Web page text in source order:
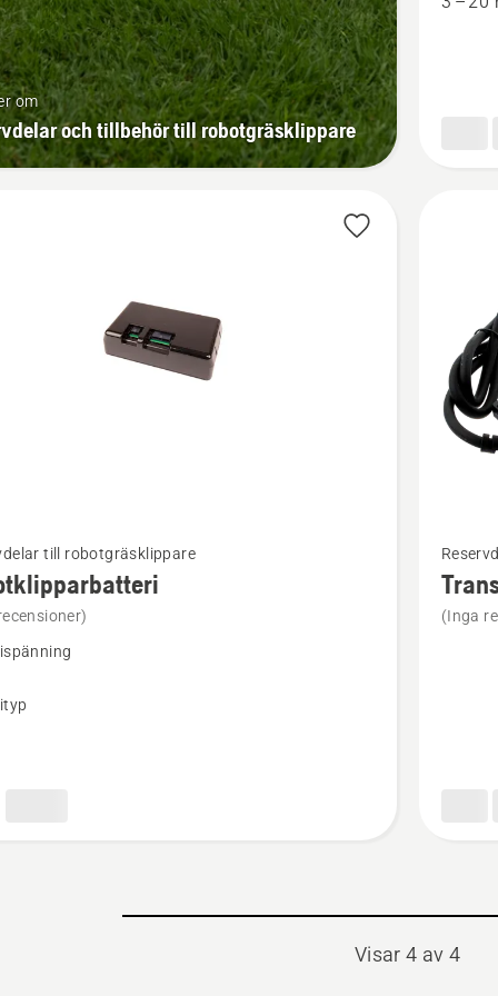
om
och tillbehör till robotgräsklippare
till robotgräsklippare
mer
om
(Inga
Visar 4 av 4